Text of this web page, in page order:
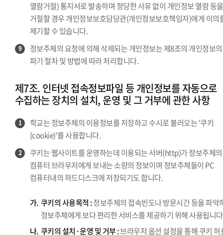
열람거절) 통지서로 발송하며 정당한 사유 없이 개인정보 열람 등을
거절할 경우 개인정보보호담당관(개인정보보호책임자)에게 이의
제기할 수 있습니다.
9
정보주체의 요청에 의해 삭제되는 개인정보는 제8조의 개인정보의
파기 절차 및 방법에 따라 처리합니다.
제7조. 인터넷 접속정보파일 등 개인정보를 자동으로
수집하는 장치의 설치, 운영 및 그 거부에 관한 사항
1
학교는 정보주체의 이용정보를 저장하고 수시로 불러오는 '쿠키
(cookie)'를 사용합니다.
2
쿠키는 웹사이트를 운영하는데 이용되는 서버(http)가 정보주체의
컴퓨터 브라우저에게 보내는 소량의 정보이며 정보주체들이 PC
컴퓨터내의 하드디스크에 저장되기도 합니다.
가. 쿠키의 사용목적 :정보주체의 접속빈도나 방문시간 등을 파악
정보주체에게 보다 편리한 서비스를 제공하기 위해 사용됩니
나. 쿠키의 설치·운영 및 거부 :브라우저 옵션 설정을 통해 쿠키 허